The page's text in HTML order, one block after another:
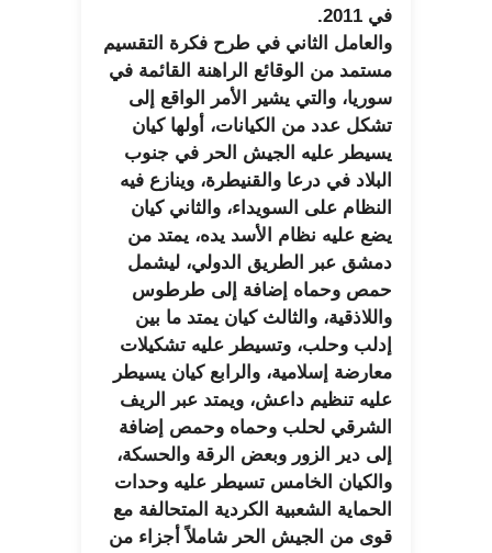
في 2011.
والعامل الثاني في طرح فكرة التقسيم
مستمد من الوقائع الراهنة القائمة في
سوريا، والتي يشير الأمر الواقع إلى
تشكل عدد من الكيانات، أولها كيان
يسيطر عليه الجيش الحر في جنوب
البلاد في درعا والقنيطرة، وينازع فيه
النظام على السويداء، والثاني كيان
يضع عليه نظام الأسد يده، يمتد من
دمشق عبر الطريق الدولي، ليشمل
حمص وحماه إضافة إلى طرطوس
واللاذقية، والثالث كيان يمتد ما بين
إدلب وحلب، وتسيطر عليه تشكيلات
معارضة إسلامية، والرابع كيان يسيطر
عليه تنظيم داعش، ويمتد عبر الريف
الشرقي لحلب وحماه وحمص إضافة
إلى دير الزور وبعض الرقة والحسكة،
والكيان الخامس تسيطر عليه وحدات
الحماية الشعبية الكردية المتحالفة مع
قوى من الجيش الحر شاملاً أجزاء من